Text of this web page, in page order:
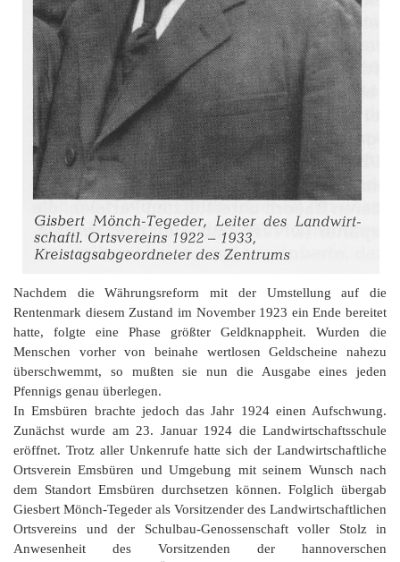
Nachdem die Währungsreform mit der Umstellung auf die
Rentenmark diesem Zustand im November 1923 ein Ende bereitet
hatte, folgte eine Phase größter Geldknappheit. Wurden die
Menschen vorher von beinahe wertlosen Geldscheine nahezu
überschwemmt, so mußten sie nun die Ausgabe eines jeden
Pfennigs genau überlegen.
In Emsbüren brachte jedoch das Jahr 1924 einen Aufschwung.
Zunächst wurde am 23. Januar 1924 die Landwirtschaftsschule
eröffnet. Trotz aller Unkenrufe hatte sich der Landwirtschaftliche
Ortsverein Emsbüren und Umgebung mit seinem Wunsch nach
dem Standort Emsbüren durchsetzen können. Folglich übergab
Giesbert Mönch-Tegeder als Vorsitzender des Landwirtschaftlichen
Ortsvereins und der Schulbau-Genossenschaft voller Stolz in
Anwesenheit des Vorsitzenden der hannoverschen